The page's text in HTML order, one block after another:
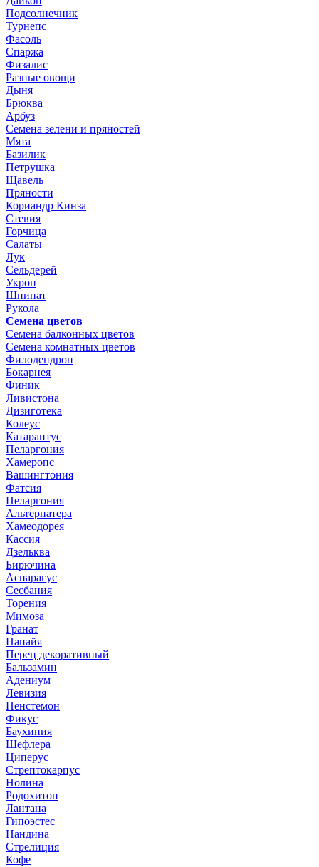
Подсолнечник
Турнепс
Фасоль
Спаржа
Физалис
Разные овощи
Дыня
Брюква
Арбуз
Семена зелени и пряностей
Мята
Базилик
Петрушка
Щавель
Пряности
Кориандр Кинза
Стевия
Горчица
Салаты
Лук
Сельдерей
Укроп
Шпинат
Рукола
Семена цветов
Семена балконных цветов
Семена комнатных цветов
Филодендрон
Бокарнея
Финик
Ливистона
Дизиготека
Колеус
Катарантус
Пеларгония
Хамеропс
Вашингтония
Фатсия
Пеларгония
Альтернатера
Хамеодорея
Кассия
Дзельква
Бирючина
Аспарагус
Сесбания
Торения
Мимоза
Гранат
Папайя
Перец декоративный
Бальзамин
Адениум
Левизия
Пенстемон
Фикус
Баухиния
Шефлера
Циперус
Стрептокарпус
Нолина
Родохитон
Лантана
Гипоэстес
Нандина
Стрелиция
Кофе